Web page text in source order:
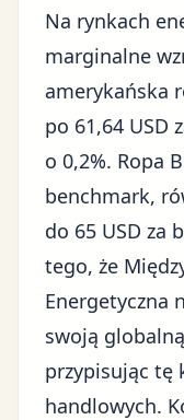
Na rynkach
marginalne
amerykańska
po 61,64 USD
o 0,2%. Ropa
benchmark,
do 65 USD za
tego, że
Energetyczna
swoją
przypisując tę
handlowych.